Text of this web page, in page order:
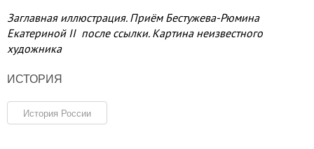
Заглавная иллюстрация. Приём Бестужева-Рюмина
Екатериной II после ссылки. Картина неизвестного
художника
ИСТОРИЯ
История России